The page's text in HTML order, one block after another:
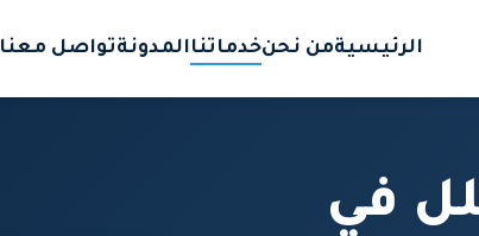
الرئيسيةمن نحنخدماتناالمدونةتواصل معنا
في